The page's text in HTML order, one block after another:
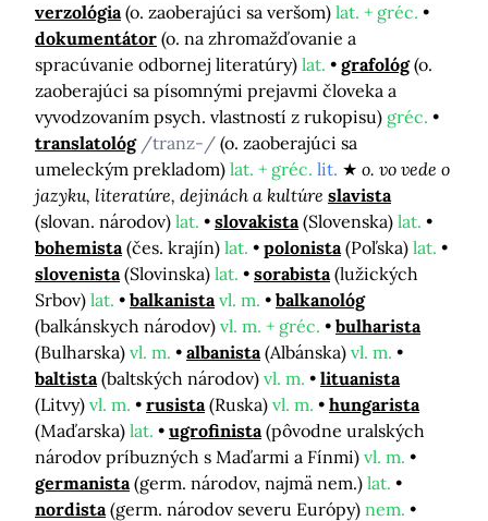
verzológia (o. zaoberajúci sa veršom) lat. + gréc.
dokumentátor (o. na zhromažďovanie a
spracúvanie odbornej literatúry) lat. grafológ (o.
zaoberajúci sa písomnými prejavmi človeka a
vyvodzovaním psych. vlastností z rukopisu) gréc.
translatológ /tranz-/ (o. zaoberajúci sa
umeleckým prekladom) lat. + gréc. lit.
o. vo vede o
jazyku, literatúre, dejinách a kultúre slavista
(slovan. národov) lat. slovakista (Slovenska) lat.
bohemista (čes. krajín) lat. polonista (Poľska) lat.
slovenista (Slovinska) lat. sorabista (lužických
Srbov) lat. balkanista vl. m.
balkanológ
(balkánskych národov) vl. m. + gréc.
bulharista
(Bulharska) vl. m. albanista (Albánska) vl. m.
baltista (baltských národov) vl. m.
lituanista
(Litvy) vl. m. rusista (Ruska) vl. m.
hungarista
(Maďarska) lat. ugrofinista (pôvodne uralských
národov príbuzných s Maďarmi a Fínmi) vl. m.
germanista (germ. národov, najmä nem.) lat.
nordista (germ. národov severu Európy) nem.